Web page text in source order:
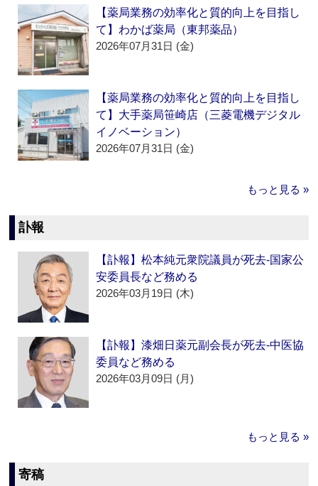
【薬局業務の効率化と質的向上を目指し
て】わかば薬局（東邦薬品）
2026年07月31日 (金)
【薬局業務の効率化と質的向上を目指し
て】大手薬局笹崎店（三菱電機デジタル
イノベーション）
2026年07月31日 (金)
もっと見る »
訃報
【訃報】松本純元衆院議員が死去‐国家公
安委員長など務める
2026年03月19日 (木)
【訃報】漆畑日薬元副会長が死去‐中医協
委員など務める
2026年03月09日 (月)
もっと見る »
寄稿